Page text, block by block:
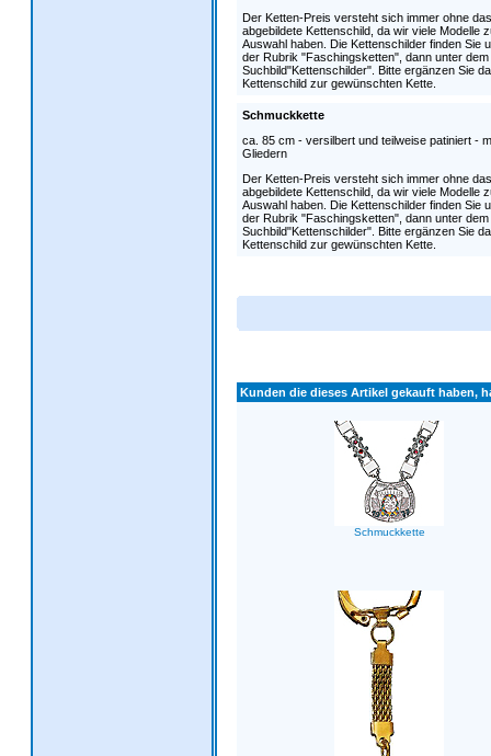
Der Ketten-Preis versteht sich immer ohne das
abgebildete Kettenschild, da wir viele Modelle
Auswahl haben. Die Kettenschilder finden Sie
der Rubrik "Faschingsketten", dann unter dem
Suchbild"Kettenschilder". Bitte ergänzen Sie
Kettenschild zur gewünschten Kette.
Schmuckkette
ca. 85 cm - versilbert und teilweise patiniert -
Gliedern
Der Ketten-Preis versteht sich immer ohne das
abgebildete Kettenschild, da wir viele Modelle
Auswahl haben. Die Kettenschilder finden Sie
der Rubrik "Faschingsketten", dann unter dem
Suchbild"Kettenschilder". Bitte ergänzen Sie
Kettenschild zur gewünschten Kette.
Kunden die dieses Artikel gekauft haben,
Schmuckkette